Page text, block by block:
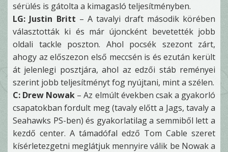
sérülés is gátolta a kimagasló teljesítményben.
LG: Justin Britt – A tavalyi draft második körében
választották ki és már újoncként bevetették jobb
oldali tackle poszton. Ahol pocsék szezont zárt,
ahogy az előszezon első meccsén is és ezután került
át jelenlegi posztjára, ahol az edzői stáb reményei
szerint jobb teljesítményt fog nyújtani, mint a szélen.
C: Drew Nowak – Az elmúlt években csak a gyakorló
csapatokban fordult meg (tavaly előtt a Jags, tavaly a
Seahawks PS-ben) és gyakorlatilag a semmiből lett a
kezdő center. A támadófal edző Tom Cable szeret
kísérletezgetni meglátjuk mennyire válik be Nowak a